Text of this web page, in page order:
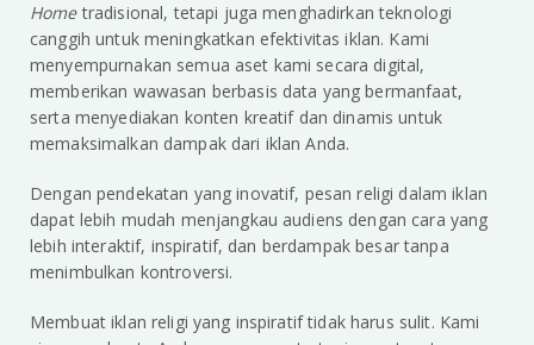
Hometradisional, tetapi juga menghadirkan teknologi
canggih untuk meningkatkan efektivitas iklan. Kami
menyempurnakan semua aset kami secara digital,
memberikan wawasan berbasis data yang bermanfaat,
serta menyediakan konten kreatif dan dinamis untuk
memaksimalkan dampak dari iklan Anda.
Dengan pendekatan yang inovatif, pesan religi dalam iklan
dapat lebih mudah menjangkau audiens dengan cara yang
lebih interaktif, inspiratif, dan berdampak besar tanpa
menimbulkan kontroversi.
Membuat iklan religi yang inspiratif tidak harus sulit. Kami